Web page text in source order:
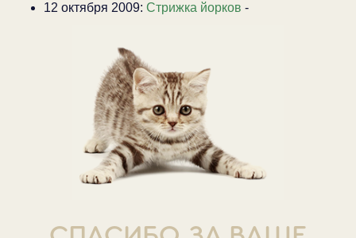
12 октября 2009: Стрижка йорков -